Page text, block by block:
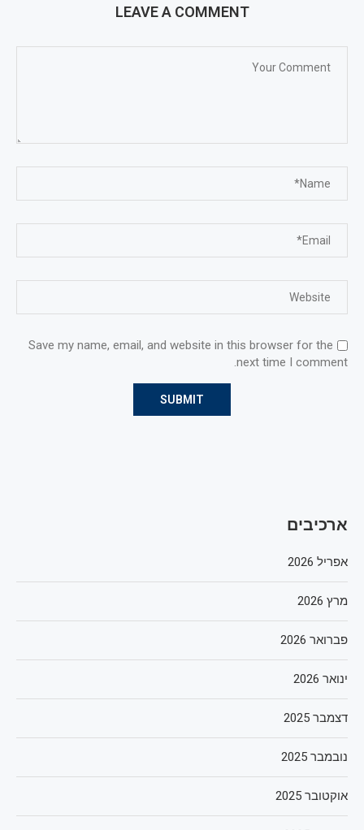
LEAVE A COMMENT
Save my name, email, and website in this browser for the
next time I comment.
ארכיבים
אפריל 2026
מרץ 2026
פברואר 2026
ינואר 2026
דצמבר 2025
נובמבר 2025
אוקטובר 2025